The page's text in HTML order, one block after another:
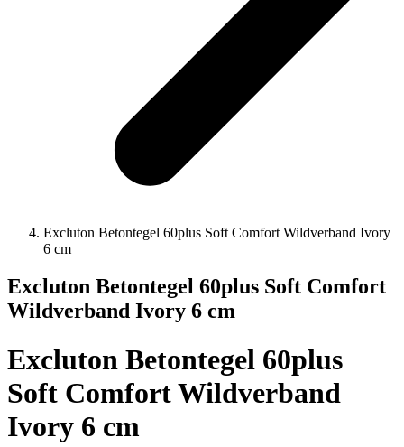
Excluton Betontegel 60plus Soft Comfort Wildverband Ivory
6 cm
Excluton Betontegel 60plus Soft Comfort
Wildverband Ivory 6 cm
Excluton Betontegel 60plus
Soft Comfort Wildverband
Ivory 6 cm